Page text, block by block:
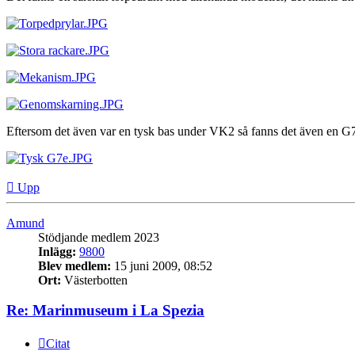
Eftersom det även var en tysk bas under VK2 så fanns det även en
Upp
Amund
Stödjande medlem 2023
Inlägg: 9800
Blev medlem: 15 juni 2009, 08:52
Ort: Västerbotten
Re: Marinmuseum i La Spezia
Citat